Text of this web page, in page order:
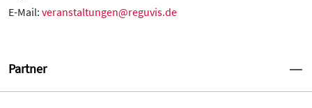
E-Mail: veranstaltungen@reguvis.de
Partner